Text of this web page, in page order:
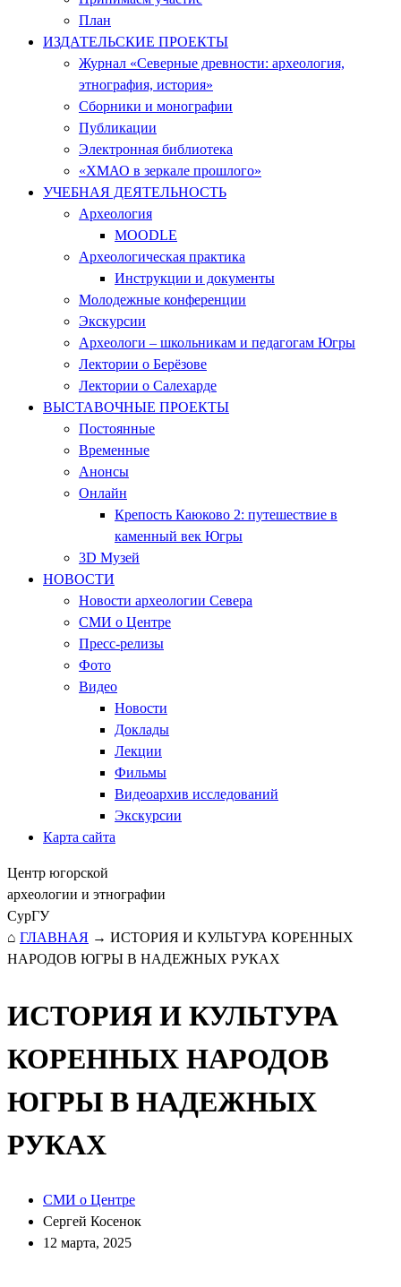
План
ИЗДАТЕЛЬСКИЕ ПРОЕКТЫ
Журнал «Северные древности: археология,
этнография, история»
Сборники и монографии
Публикации
Электронная библиотека
«ХМАО в зеркале прошлого»
УЧЕБНАЯ ДЕЯТЕЛЬНОСТЬ
Археология
MOODLE
Археологическая практика
Инструкции и документы
Молодежные конференции
Экскурсии
Археологи – школьникам и педагогам Югры
Лектории о Берёзове
Лектории о Салехарде
ВЫСТАВОЧНЫЕ ПРОЕКТЫ
Постоянные
Временные
Анонсы
Онлайн
Крепость Каюково 2: путешествие в
каменный век Югры
3D Музей
НОВОСТИ
Новости археологии Севера
СМИ о Центре
Пресс-релизы
Фото
Видео
Новости
Доклады
Лекции
Фильмы
Видеоархив исследований
Экскурсии
Карта сайта
Центр югорской
археологии и этнографии
СурГУ
⌂ ГЛАВНАЯ → ИСТОРИЯ И КУЛЬТУРА КОРЕННЫХ
НАРОДОВ ЮГРЫ В НАДЕЖНЫХ РУКАХ
ИСТОРИЯ И КУЛЬТУРА
КОРЕННЫХ НАРОДОВ
ЮГРЫ В НАДЕЖНЫХ
РУКАХ
СМИ о Центре
Сергей Косенок
12 марта, 2025